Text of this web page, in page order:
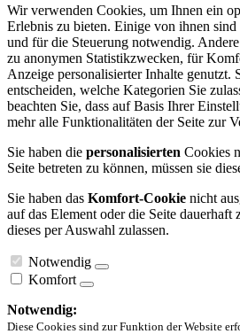
Wir verwenden Cookies, um Ihnen ein
Erlebnis zu bieten. Einige von ihnen
und für die Steuerung notwendig.
zu anonymen Statistikzwecken, für
Anzeige personalisierter Inhalte genutzt.
entscheiden, welche Kategorien Sie
beachten Sie, dass auf Basis Ihrer
mehr alle Funktionalitäten der Seite zur
Sie haben die personalisierten Cookies
Seite betreten zu können, müssen sie
Sie haben das Komfort-Cookie nicht
auf das Element oder die Seite dauerhaft
dieses per Auswahl zulassen.
Notwendig
Komfort
Notwendig:
Diese Cookies sind zur Funktion der Website